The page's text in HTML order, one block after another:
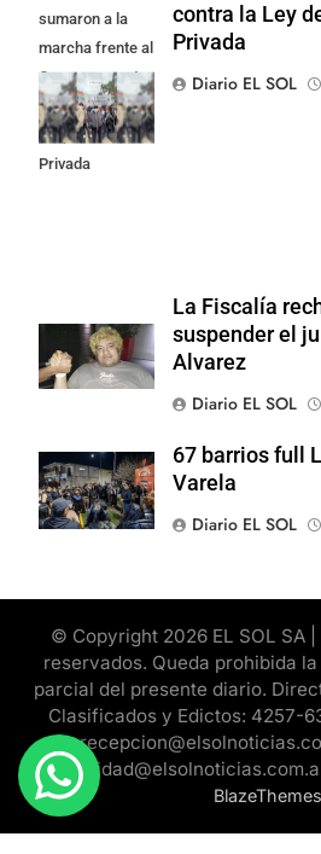
sumaron a la
marcha frente al
Congreso contra
la Ley de
Propiedad
Privada
contra la Ley
Privada
Diario EL SOL
La Fiscalía
suspender el
Alvarez
Diario EL SOL
67 barrios full
Varela
Diario EL SOL
© Copyright 2026 EL SOL SA
reservados. Queda prohibida
parcial del presente diario.
Clasificados y Edictos: 4257-
BlazeThemes